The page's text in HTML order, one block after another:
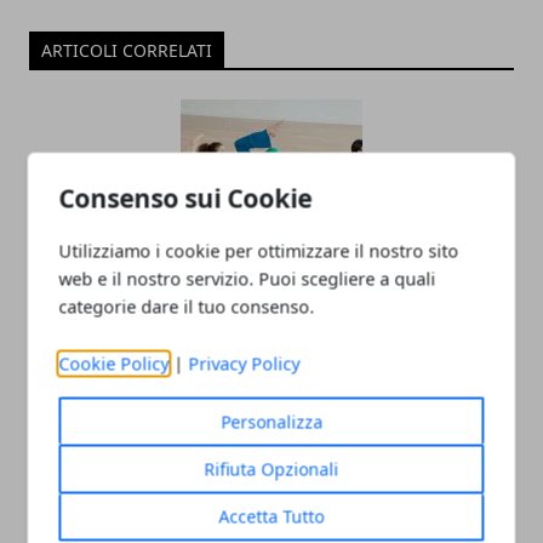
Consenso sui Cookie
Utilizziamo i cookie per ottimizzare il nostro sito
web e il nostro servizio. Puoi scegliere a quali
categorie dare il tuo consenso.
Cookie Policy| Privacy Policy
Personalizza
Rifiuta Opzionali
Accetta Tutto
ARTICOLI CORRELATI
Cos'è il Pilates e a cosa serve. Gli esercizi
di Joseph Pilates
29/10/2019